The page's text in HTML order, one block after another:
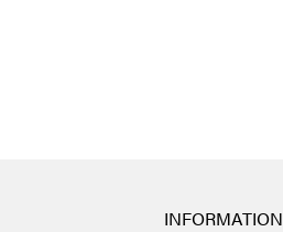
INFORMATION